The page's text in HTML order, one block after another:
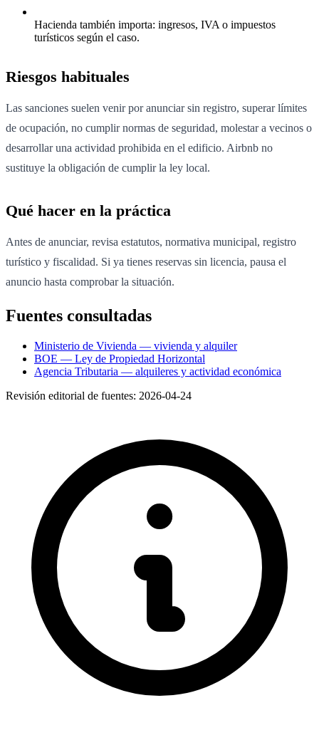
Hacienda también importa: ingresos, IVA o impuestos
turísticos según el caso.
Riesgos habituales
Las sanciones suelen venir por anunciar sin registro, superar límites
de ocupación, no cumplir normas de seguridad, molestar a vecinos o
desarrollar una actividad prohibida en el edificio. Airbnb no
sustituye la obligación de cumplir la ley local.
Qué hacer en la práctica
Antes de anunciar, revisa estatutos, normativa municipal, registro
turístico y fiscalidad. Si ya tienes reservas sin licencia, pausa el
anuncio hasta comprobar la situación.
Fuentes consultadas
Ministerio de Vivienda — vivienda y alquiler
BOE — Ley de Propiedad Horizontal
Agencia Tributaria — alquileres y actividad económica
Revisión editorial de fuentes: 2026-04-24